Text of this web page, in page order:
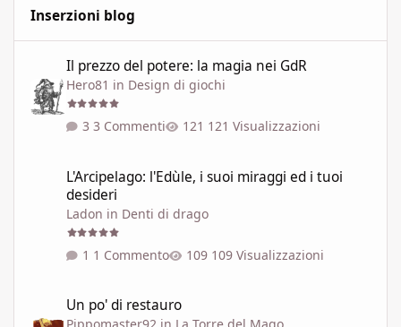
Inserzioni blog
Il prezzo del potere: la magia nei GdR
Hero81 in Design di giochi
3 Commenti 121 Visualizzazioni
L'Arcipelago: l'Edùle, i suoi miraggi ed i tuoi
desideri
Ladon in Denti di drago
1 Commento 109 Visualizzazioni
Un po' di restauro